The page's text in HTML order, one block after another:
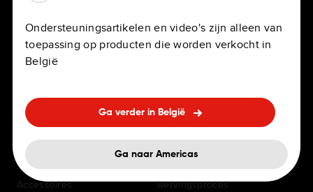
VOOR BESTUURDERS
Persoonlijke en professionele
navigatiesystemen
Ingebouwde navigatie
Accessoires
CARRIÈRE
Kantoren
Arbeidsvoorwaarden
Veelgestelde vragen over ons
wervingsproces
Ondersteuningsartikelen en video's zijn alleen van
toepassing op producten die worden verkocht in
België
Ga verder in België
Ga naar Americas